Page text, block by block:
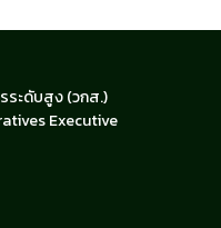
ระดับสูง (วกส.)
Executive